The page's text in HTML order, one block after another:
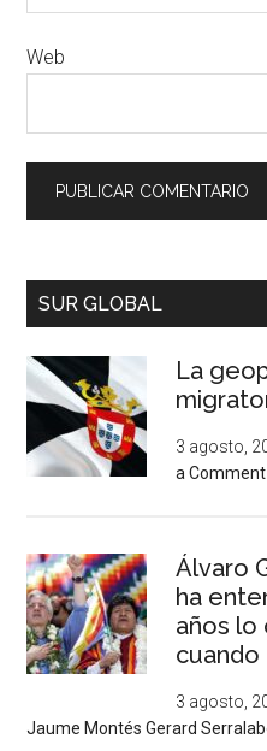
Web
SUR GLOBAL
La
3 agosto,
a Comment
Álvaro
ha
años lo
cuando
3 agosto,
Jaume Montés Gerard